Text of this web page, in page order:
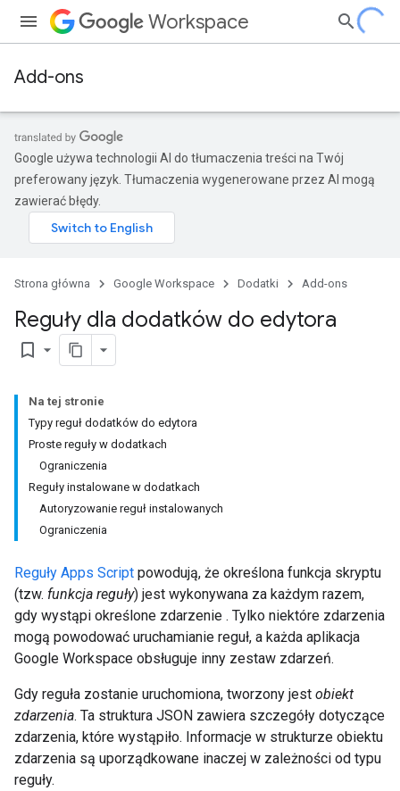
Workspace
Add-ons
Google używa technologii AI do tłumaczenia treści na Twój
preferowany język. Tłumaczenia wygenerowane przez AI mogą
zawierać błędy.
Strona główna Google Workspace Dodatki Add-ons
Reguły dla dodatków do edytora
bookmark_border
Na tej stronie
Typy reguł dodatków do edytora
Proste reguły w dodatkach
Ograniczenia
Reguły instalowane w dodatkach
Autoryzowanie reguł instalowanych
Ograniczenia
Reguły Apps Script powodują, że określona funkcja skryptu
(tzw. funkcja reguły) jest wykonywana za każdym razem,
gdy wystąpi określone zdarzenie . Tylko niektóre zdarzenia
mogą powodować uruchamianie reguł, a każda aplikacja
Google Workspace obsługuje inny zestaw zdarzeń.
Gdy reguła zostanie uruchomiona, tworzony jest obiekt
zdarzenia. Ta struktura JSON zawiera szczegóły dotyczące
zdarzenia, które wystąpiło. Informacje w strukturze obiektu
zdarzenia są uporządkowane inaczej w zależności od typu
reguły.